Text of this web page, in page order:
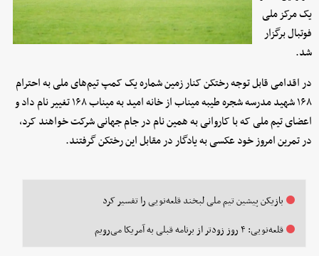
یک مرکز ملی
فوتبال برگزار
شد.
در اقدامی قابل توجه رختکن کنار زمین شماره یک کمپ تیم‌های ملی به احترام
۱۶۸ شهید مدرسه شجره طیبه میناب از خانه امید به میناب ۱۶۸ تغییر نام داد و
اعضای تیم ملی که با کاروانی به همین نام در جام جهانی شرکت خواهند کرد،
در تمرین امروز خود عکسی به یادگار در مقابل این رختکن گرفتند.
بازیکن پیشین تیم ملی لبخند قلعه‌نویی را تفسیر کرد
قلعه‌نویی: ۴ روز زودتر از برنامه قبلی به آمریکا می‌رویم